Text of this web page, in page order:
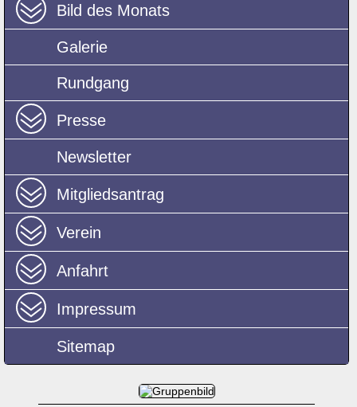
Bild des Monats
Galerie
Rundgang
Presse
Newsletter
Mitgliedsantrag
Verein
Anfahrt
Impressum
Sitemap